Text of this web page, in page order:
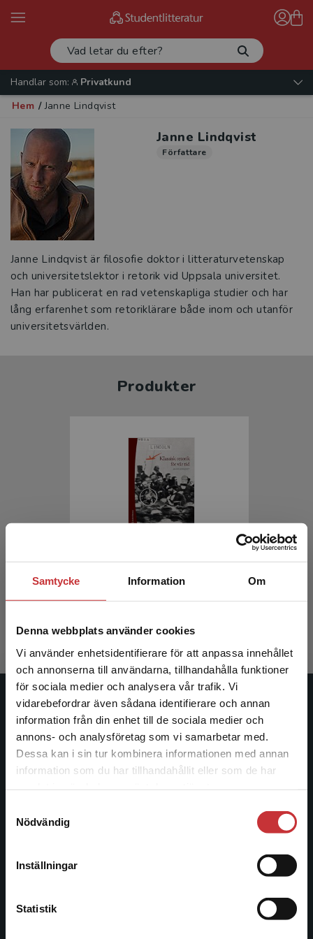
Samtycke Information Om
Denna webbplats använder cookies
Vi använder enhetsidentifierare för att anpassa innehållet
och annonserna till användarna, tillhandahålla funktioner
för sociala medier och analysera vår trafik. Vi
vidarebefordrar även sådana identifierare och annan
information från din enhet till de sociala medier och
annons- och analysföretag som vi samarbetar med.
Dessa kan i sin tur kombinera informationen med annan
information som du har tillhandahållit eller som de har
Nödvändig
Inställningar
Statistik
Begränsad fraktregion
Det verkar som att du besöker
studentlitteratur.se via en enhet utanför Sverige.
Vi erbjuder inte leveranser utanför Sverige. För
att kunna slutföra ett köp måste
Handlar som:
Privatkund
Hem / Janne Lindqvist
Janne Lindqvist
Författare
Janne Lindqvist är filosofie doktor i litteraturvetenskap
och universitetslektor i retorik vid Uppsala universitet.
Han har publicerat en rad vetenskapliga studier och har
lång erfarenhet som retoriklärare både inom och utanför
universitetsvärlden.
Produkter
Lindqvist, Janne
Exkl. moms: 371 kr
Studentlitteratur
Studentlitteratur grundades 1963 och är idag Sveriges
ledande utbildningsförlag. Med läromedel, kurslitteratur,
facklitteratur, utbildningar och digitala
informationstjänster i utbudet, finns Studentlitteratur med
046-31 20 00